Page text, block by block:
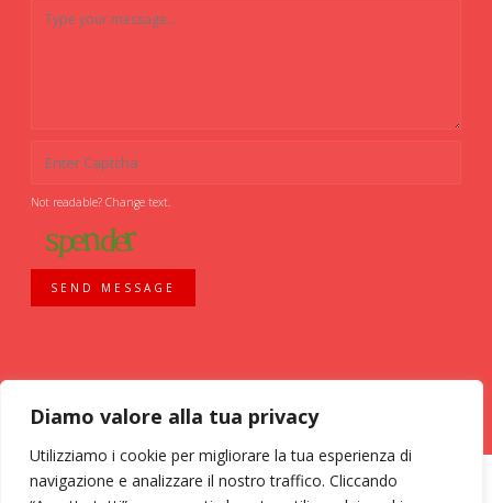
Diamo valore alla tua privacy
Utilizziamo i cookie per migliorare la tua esperienza di
navigazione e analizzare il nostro traffico. Cliccando
Not readable? Change text.
SEND MESSAGE